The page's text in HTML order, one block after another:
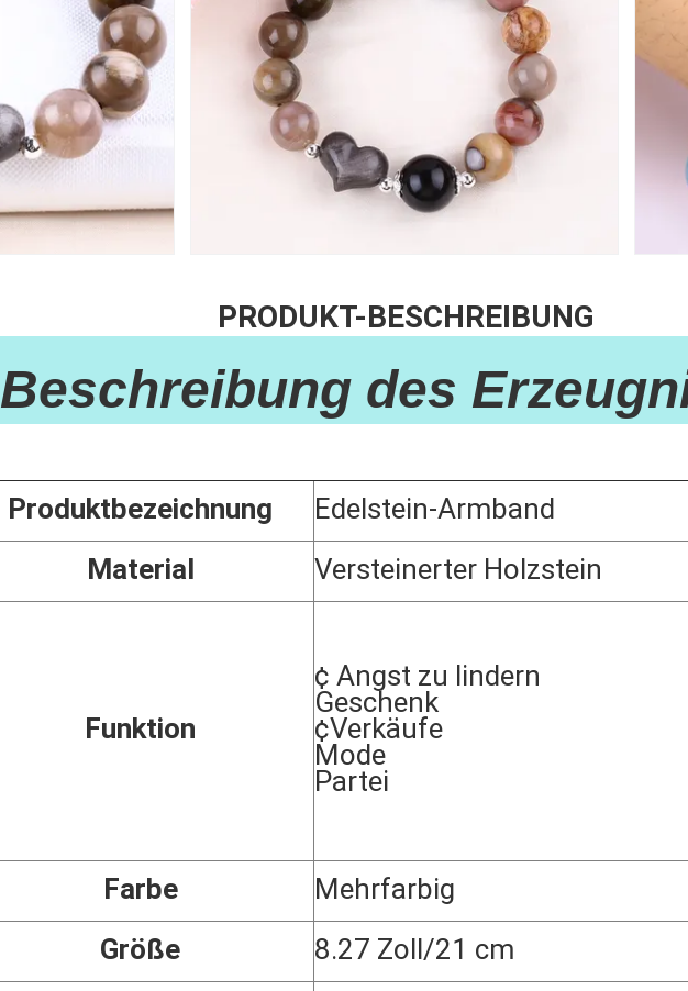
PRODUKT-BESCHREIBUNG
Beschreibung des
Produktbezeichnung
Edelstein-Armband
Material
Versteinerter Holzstein
Funktion
¢ Angst zu lindern
Geschenk
¢Verkäufe
Mode
Partei
Farbe
Mehrfarbig
Größe
8.27 Zoll/21 cm